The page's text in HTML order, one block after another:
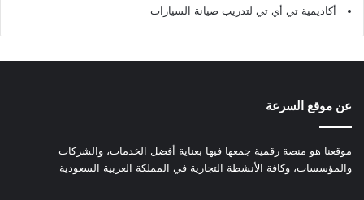
أكاديمية تي أي تي لتدريب صيانة السيارات
عن موقع السرعة
موقعنا هو منصة رقمية جمعها فيها بعناية أفضل الخدمات، والشركات
والمؤسسات، وكافة الأنشطة التجارية في المملكة العربية السعودية